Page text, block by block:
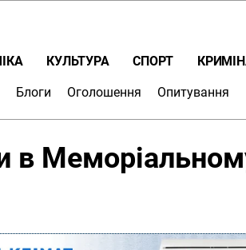
КУЛЬТУРА СПОРТ
Блоги Оголошення Опитування
в